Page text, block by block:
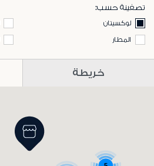
تصفينة حسب:
لوكسيتان
المطار
خريطة